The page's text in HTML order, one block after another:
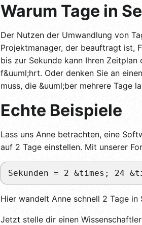
Warum Tage in
Der Nutzen der Umwandlung von
Projektmanager, der beauftragt ist,
bis zur Sekunde kann Ihren
f&uuml;hrt. Oder denken Sie an
muss, die &uuml;ber mehrere Tage
Echte Beispiele
Lass uns Anne betrachten, eine
auf 2 Tage einstellen. Mit unserer
Sekunden = 2 &times; 24
Hier wandelt Anne schnell 2 Tage
Jetzt stelle dir einen